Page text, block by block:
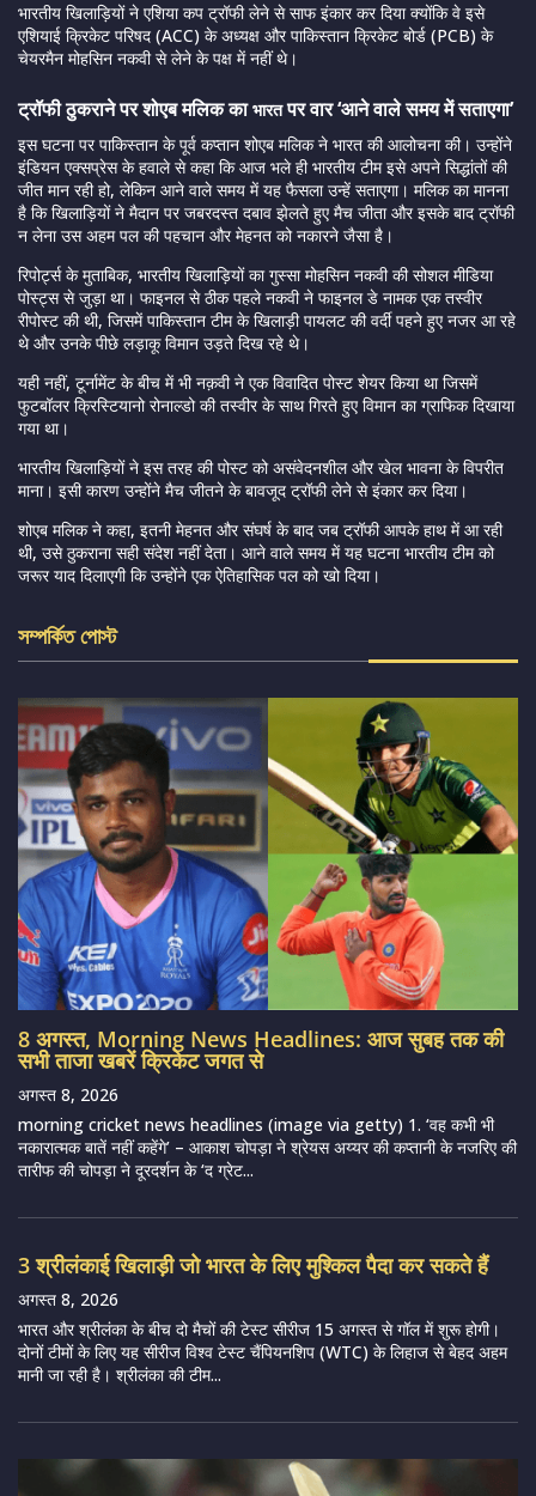
भारतीय खिलाड़ियों ने एशिया कप ट्रॉफी लेने से साफ इंकार कर दिया क्योंकि वे इसे
एशियाई क्रिकेट परिषद (ACC) के अध्यक्ष और पाकिस्तान क्रिकेट बोर्ड (PCB) के
चेयरमैन मोहसिन नकवी से लेने के पक्ष में नहीं थे।
ट्रॉफी ठुकराने पर शोएब मलिक काभारतपर वार ‘आने वाले समय में सताएगा’
इस घटना पर पाकिस्तान के पूर्व कप्तान शोएब मलिक ने भारत की आलोचना की। उन्होंने
इंडियन एक्सप्रेस के हवाले से कहा कि आज भले ही भारतीय टीम इसे अपने सिद्धांतों की
जीत मान रही हो, लेकिन आने वाले समय में यह फैसला उन्हें सताएगा। मलिक का मानना
है कि खिलाड़ियों ने मैदान पर जबरदस्त दबाव झेलते हुए मैच जीता और इसके बाद ट्रॉफी
न लेना उस अहम पल की पहचान और मेहनत को नकारने जैसा है।
रिपोर्ट्स के मुताबिक, भारतीय खिलाड़ियों का गुस्सा मोहसिन नकवी की सोशल मीडिया
पोस्ट्स से जुड़ा था। फाइनल से ठीक पहले नकवी ने फाइनल डे नामक एक तस्वीर
रीपोस्ट की थी, जिसमें पाकिस्तान टीम के खिलाड़ी पायलट की वर्दी पहने हुए नजर आ रहे
थे और उनके पीछे लड़ाकू विमान उड़ते दिख रहे थे।
यही नहीं, टूर्नामेंट के बीच में भी नक़वी ने एक विवादित पोस्ट शेयर किया था जिसमें
फुटबॉलर क्रिस्टियानो रोनाल्डो की तस्वीर के साथ गिरते हुए विमान का ग्राफिक दिखाया
गया था।
भारतीय खिलाड़ियों ने इस तरह की पोस्ट को असंवेदनशील और खेल भावना के विपरीत
माना। इसी कारण उन्होंने मैच जीतने के बावजूद ट्रॉफी लेने से इंकार कर दिया।
शोएब मलिक ने कहा, इतनी मेहनत और संघर्ष के बाद जब ट्रॉफी आपके हाथ में आ रही
थी, उसे ठुकराना सही संदेश नहीं देता। आने वाले समय में यह घटना भारतीय टीम को
जरूर याद दिलाएगी कि उन्होंने एक ऐतिहासिक पल को खो दिया।
সম্পর্কিত পোস্ট
8 अगस्त, Morning News Headlines: आज सुबह तक की
सभी ताजा खबरें क्रिकेट जगत से
अगस्त 8, 2026
morning cricket news headlines (image via getty) 1. ‘वह कभी भी
नकारात्मक बातें नहीं कहेंगे’ – आकाश चोपड़ा ने श्रेयस अय्यर की कप्तानी के नजरिए की
तारीफ की चोपड़ा ने दूरदर्शन के ‘द ग्रेट...
3 श्रीलंकाई खिलाड़ी जो भारत के लिए मुश्किल पैदा कर सकते हैं
अगस्त 8, 2026
भारत और श्रीलंका के बीच दो मैचों की टेस्ट सीरीज 15 अगस्त से गॉल में शुरू होगी।
दोनों टीमों के लिए यह सीरीज विश्व टेस्ट चैंपियनशिप (WTC) के लिहाज से बेहद अहम
मानी जा रही है। श्रीलंका की टीम...